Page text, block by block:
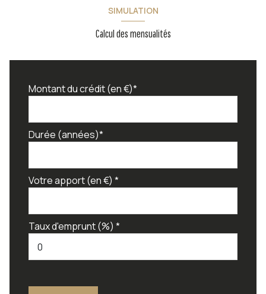
quartier Le Mourillon, Port de Plaisance, Port
SIMULATION
Calcul des mensualités
Montant du crédit (en €)*
Durée (années)*
Votre apport (en €) *
Taux d'emprunt (%) *